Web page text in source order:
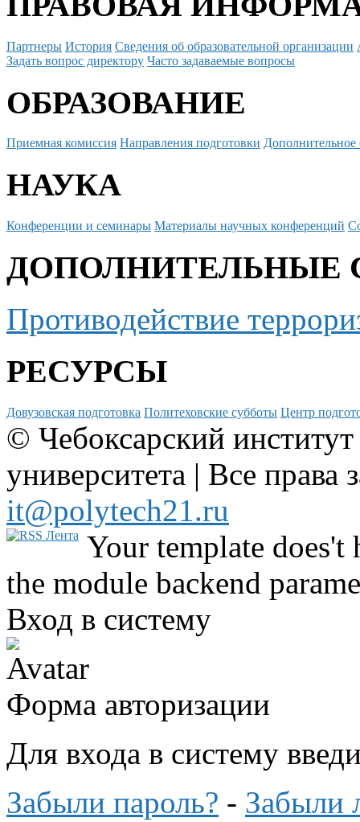
Партнеры История Сведения об образовательной организации
Задать вопрос директору Часто задаваемые вопросы
ОБРАЗОВАНИЕ
Приемная комиссия Направления подготовки Дополнительное
НАУКА
Конференции и семинары Материалы научных конференций
ДОПОЛНИТЕЛЬНЫЕ
Противодействие
РЕСУРСЫ
Довузовская подготовка Политеховские субботы Центр
© Чебоксарский
университета | Все
it@polytech21.ru
Your template
the module backend
Вход в систему
Форма авторизации
Для входа в систему
Забыли пароль? - Забыли